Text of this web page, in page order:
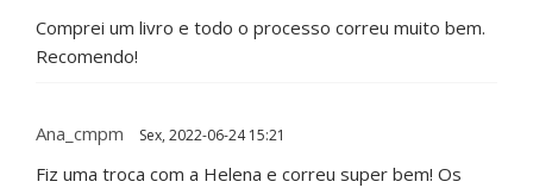
Comprei um livro e todo o processo correu muito bem.
Recomendo!
Ana_cmpm Sex, 2022-06-24 15:21
Fiz uma troca com a Helena e correu super bem! Os